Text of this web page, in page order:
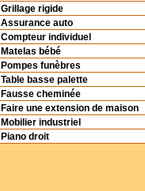
Grillage rigide
Assurance auto
Compteur individuel
Matelas bébé
Pompes funèbres
Table basse palette
Fausse cheminée
Faire une extension de maison
Mobilier industriel
Piano droit